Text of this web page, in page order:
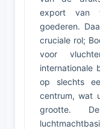
export van
goederen.
cruciale rol;
voor
internationale
op slechts
centrum, wat
grootte.